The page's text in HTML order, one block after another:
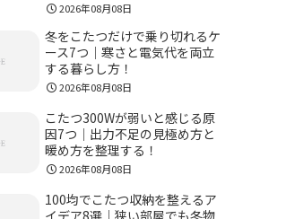
2026年08月08日
冬をこたつだけで乗り切れるケ
ース7つ｜寒さと電気代を両立
する暮らし方！
2026年08月08日
こたつ300Wが弱いと感じる原
因7つ｜出力不足の見極め方と
暖め方を整理する！
2026年08月08日
100均でこたつ収納を整えるア